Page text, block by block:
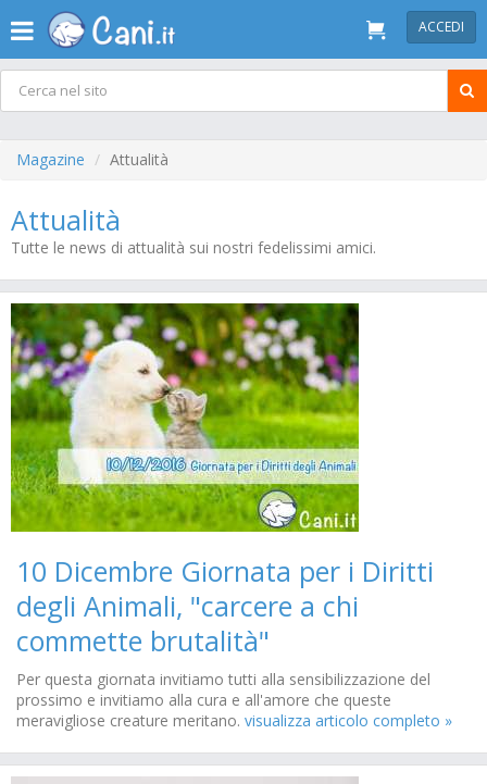
ACCEDI
Magazine Attualità
Attualità
Tutte le news di attualità sui nostri fedelissimi amici.
10 Dicembre Giornata per i Diritti
degli Animali, "carcere a chi
commette brutalità"
Per questa giornata invitiamo tutti alla sensibilizzazione del
prossimo e invitiamo alla cura e all'amore che queste
meravigliose creature meritano. visualizza articolo completo »